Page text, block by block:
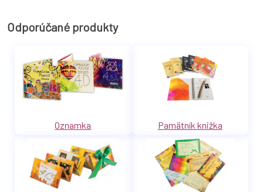
Odporúčané produkty
Oznamka Pamätník knižka